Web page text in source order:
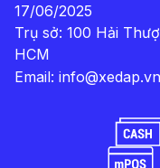
17/06/2025
Trụ sở: 100 Hải
HCM
Email: info@xedap.vn